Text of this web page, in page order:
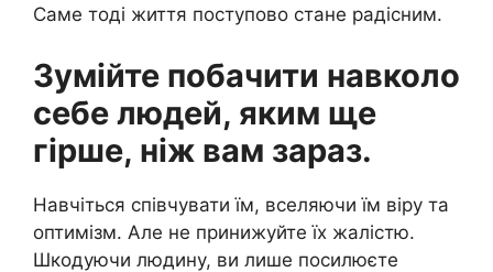
Саме тоді життя поступово стане радісним.
Зумійте побачити навколо
себе людей, яким ще
гірше, ніж вам зараз.
Навчіться співчувати їм, вселяючи їм віру та
оптимізм. Але не принижуйте їх жалістю.
Шкодуючи людину, ви лише посилюєте